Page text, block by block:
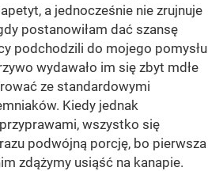
a jednocześnie nie zrujnuje
postanowiłam dać szansę
podchodzili do mojego pomysłu
wydawało im się zbyt mdłe
ze standardowymi
Kiedy jednak
wszystko się
podwójną porcję, bo pierwsza
zdążymy usiąść na kanapie.